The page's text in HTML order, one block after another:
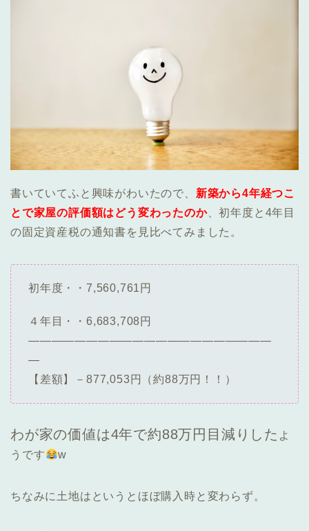
書いていてふと興味がわいたので、 新築から4年経つこ
とで家屋の評価額はどう変わったのか、初年度と4年目
の固定資産税の通知書を見比べてみました。
初年度・・7,560,761円
４年目・・6,683,708円
―――――――――――――――――――――
―
【差額】－877,053円（約88万円！！）
わが家の価値は4年で約88万円目減りした よ
うです
w
ちなみに土地はというとほぼ購入時と変わらず。